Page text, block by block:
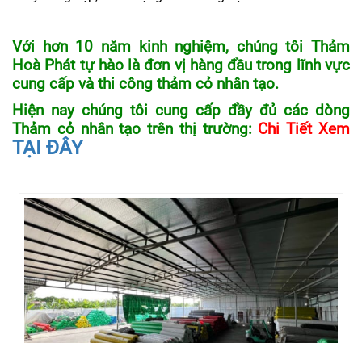
Với hơn 10 năm kinh nghiệm, chúng tôi Thảm
Hoà Phát tự hào là đơn vị hàng đầu trong lĩnh vực
cung cấp và thi công thảm cỏ nhân tạo.
Hiện nay chúng tôi cung cấp đầy đủ các dòng
Thảm cỏ nhân tạo trên thị trường: Chi Tiết Xem
TẠI ĐÂY